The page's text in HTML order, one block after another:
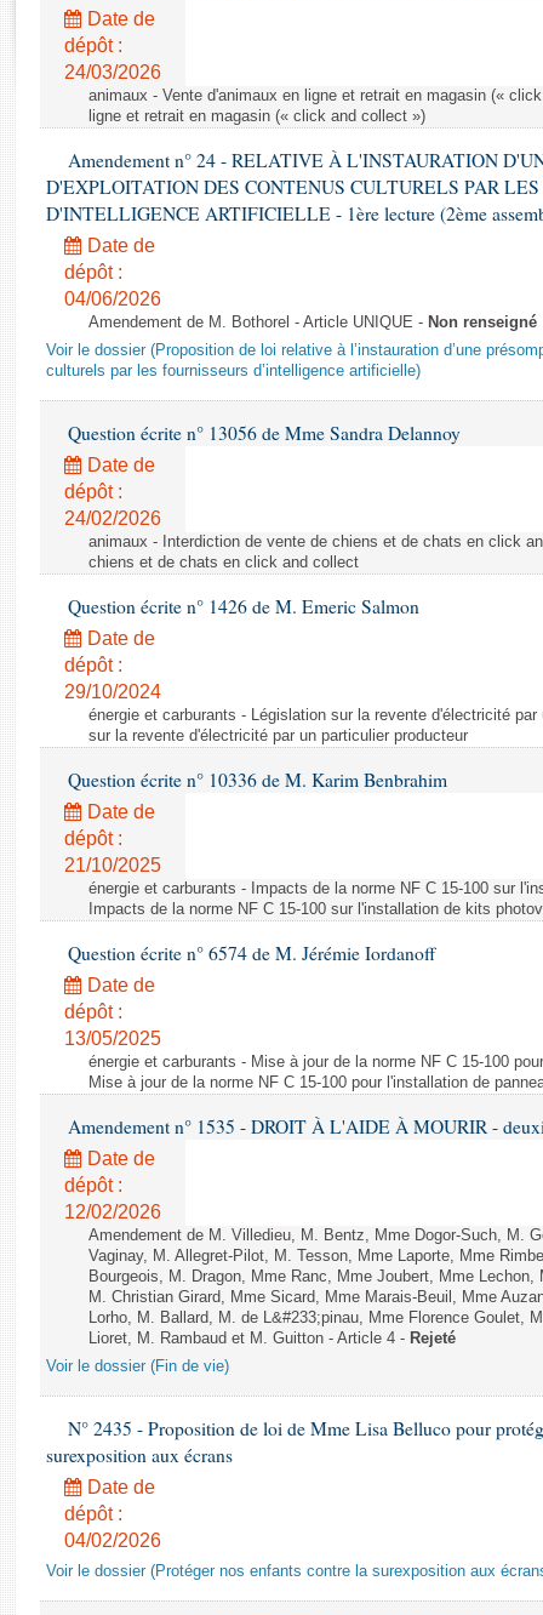
Rapports législatifs
Rapports sur l'application des lois
Baromètre de l’application des lois
Dossiers législatifs
Budget et sécurité sociale
Questions écrites et orales
Comptes rendus des débats
Date de
dépôt :
24/03/2026
animaux - Vente d'animaux en ligne et retrait en magasin («
ligne et retrait en magasin (« click and collect »)
Amendement n° 24 - RELATIVE À L'INSTAURATION
D'EXPLOITATION DES CONTENUS CULTURELS PAR LES
D'INTELLIGENCE ARTIFICIELLE - 1ère lecture (2ème
Date de
dépôt :
04/06/2026
Amendement de M. Bothorel - Article UNIQUE - Non renseigné
Voir le dossier (Proposition de loi relative à l’instauration d’une
culturels par les fournisseurs d’intelligence artificielle)
Question écrite n° 13056 de Mme Sandra Delannoy
Date de
dépôt :
24/02/2026
animaux - Interdiction de vente de chiens et de chats en click
chiens et de chats en click and collect
Question écrite n° 1426 de M. Emeric Salmon
Date de
dépôt :
29/10/2024
énergie et carburants - Législation sur la revente d'électricité
sur la revente d'électricité par un particulier producteur
Question écrite n° 10336 de M. Karim Benbrahim
Date de
dépôt :
21/10/2025
énergie et carburants - Impacts de la norme NF C 15-100 sur
Impacts de la norme NF C 15-100 sur l'installation de kits
Question écrite n° 6574 de M. Jérémie Iordanoff
Date de
dépôt :
13/05/2025
énergie et carburants - Mise à jour de la norme NF C 15-100
Mise à jour de la norme NF C 15-100 pour l'installation de
Amendement n° 1535 - DROIT À L'AIDE À MOURIR -
Date de
dépôt :
12/02/2026
Amendement de M. Villedieu, M. Bentz, Mme Dogor-Such, M.
Vaginay, M. Allegret-Pilot, M. Tesson, Mme Laporte, Mme
Bourgeois, M. Dragon, Mme Ranc, Mme Joubert, Mme
M. Christian Girard, Mme Sicard, Mme Marais-Beuil, Mme
Lorho, M. Ballard, M. de L&#233;pinau, Mme Florence Goulet,
Lioret, M. Rambaud et M. Guitton - Article 4 - Rejeté
Voir le dossier (Fin de vie)
N° 2435 - Proposition de loi de Mme Lisa Belluco pour
surexposition aux écrans
Date de
dépôt :
04/02/2026
Voir le dossier (Protéger nos enfants contre la surexposition aux